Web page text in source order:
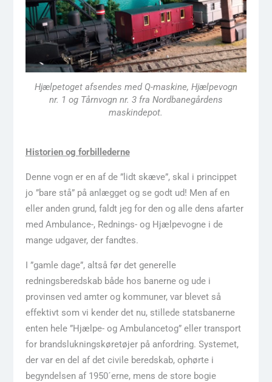
Hjælpetoget afsendes med Q-maskine, Hjælpevogn
nr. 1 og Tårnvogn nr. 3 fra Nordbanegårdens
maskindepot.
Historien og forbillederne
Denne vogn er en af de ”lidt skæve”, skal i princippet
jo ”bare stå” på anlægget og se godt ud! Men af en
eller anden grund, faldt jeg for den og alle dens afarter
med Ambulance-, Rednings- og Hjælpevogne i de
mange udgaver, der fandtes.
I ”gamle dage”, altså før det generelle
redningsberedskab både hos banerne og ude i
provinsen ved amter og kommuner, var blevet så
effektivt som vi kender det nu, stillede statsbanerne
enten hele ”Hjælpe- og Ambulancetog” eller transport
for brandslukningskøretøjer på anfordring. Systemet,
der var en del af det civile beredskab, ophørte i
begyndelsen af 1950´erne, mens de store bogie